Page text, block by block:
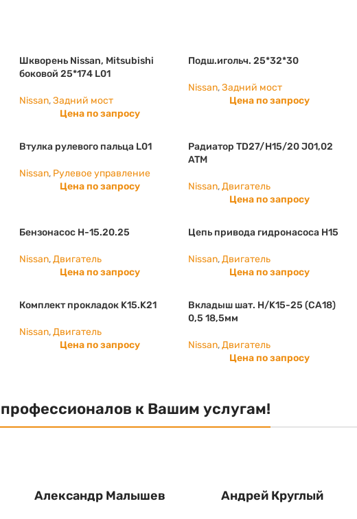
Шкворень Nissan, Mitsubishi
боковой 25*174 L01
Nissan,Задний мост
Цена по запросу
Подш.игольч. 25*32*30
Nissan,Задний мост
Цена по запросу
Втулка рулевого пальца L01
Nissan, Рулевое управление
Цена по запросу
Радиатор TD27/H15/20 J01,02
ATM
Nissan,Двигатель
Цена по запросу
Бензонасос H-15.20.25
Nissan,Двигатель
Цена по запросу
Цепь привода гидронасоса H15
Nissan,Двигатель
Цена по запросу
Комплект прокладок K15.K21
Nissan,Двигатель
Цена по запросу
Вкладыш шат. Н/K15-25 (СА18)
0,5 18,5мм
Nissan,Двигатель
Цена по запросу
к Вашим услугам!
Александр Малышев Андрей Круглый